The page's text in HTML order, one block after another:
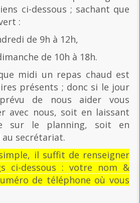
ci-dessous ; sachant que
:
de 9h à 12h,
de 10h à 18h.
midi un repas chaud est
présents ; donc si le jour
de nous aider vous
avec nous, soit en laissant
sur le planning, soit en
secrétariat.
il suffit de renseigner
ci-dessous : votre nom &
de téléphone où vous